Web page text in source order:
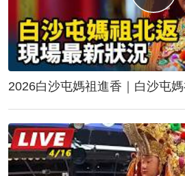
2026白沙屯媽祖進香｜白沙屯